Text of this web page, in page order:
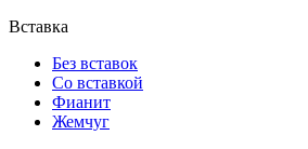
Вставка
Без вставок
Со вставкой
Фианит
Жемчуг